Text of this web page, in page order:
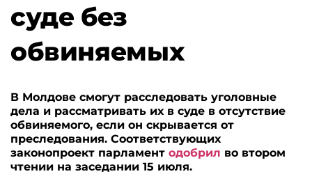
суде без
обвиняемых
В Молдове смогут расследовать уголовные
дела и рассматривать их в суде в отсутствие
обвиняемого, если он скрывается от
преследования. Соответствующих
законопроект парламентодобрил во втором
чтении на заседании 15 июля.